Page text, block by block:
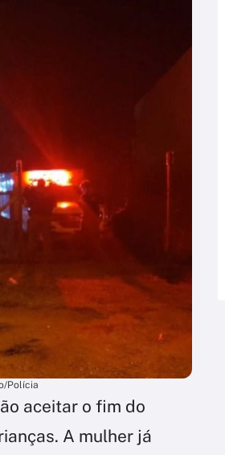
Polícia
aceitar o fim do
A mulher já